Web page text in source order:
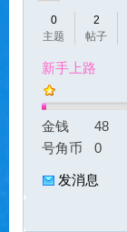
0
主题
2
帖子
新手上路
金钱
48
号角币
0
发消息